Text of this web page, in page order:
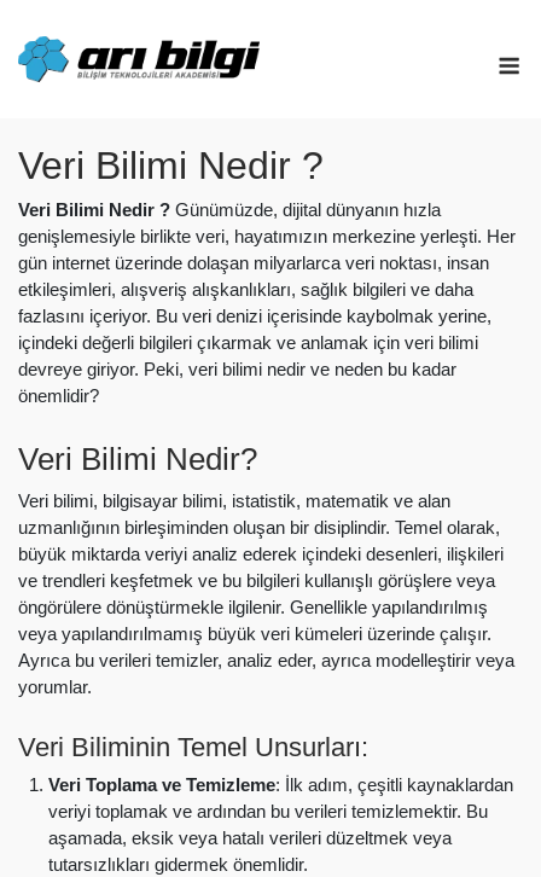
content
Veri Bilimi Nedir ?
Veri Bilimi Nedir ? Günümüzde, dijital dünyanın hızla
genişlemesiyle birlikte veri, hayatımızın merkezine yerleşti. Her
gün internet üzerinde dolaşan milyarlarca veri noktası, insan
etkileşimleri, alışveriş alışkanlıkları, sağlık bilgileri ve daha
fazlasını içeriyor. Bu veri denizi içerisinde kaybolmak yerine,
içindeki değerli bilgileri çıkarmak ve anlamak için veri bilimi
devreye giriyor. Peki, veri bilimi nedir ve neden bu kadar
önemlidir?
Veri Bilimi Nedir?
Veri bilimi, bilgisayar bilimi, istatistik, matematik ve alan
uzmanlığının birleşiminden oluşan bir disiplindir. Temel olarak,
büyük miktarda veriyi analiz ederek içindeki desenleri, ilişkileri
ve trendleri keşfetmek ve bu bilgileri kullanışlı görüşlere veya
öngörülere dönüştürmekle ilgilenir. Genellikle yapılandırılmış
veya yapılandırılmamış büyük veri kümeleri üzerinde çalışır.
Ayrıca bu verileri temizler, analiz eder, ayrıca modelleştirir veya
yorumlar.
Veri Biliminin Temel Unsurları:
Veri Toplama ve Temizleme: İlk adım, çeşitli kaynaklardan
veriyi toplamak ve ardından bu verileri temizlemektir. Bu
aşamada, eksik veya hatalı verileri düzeltmek veya
tutarsızlıkları gidermek önemlidir.